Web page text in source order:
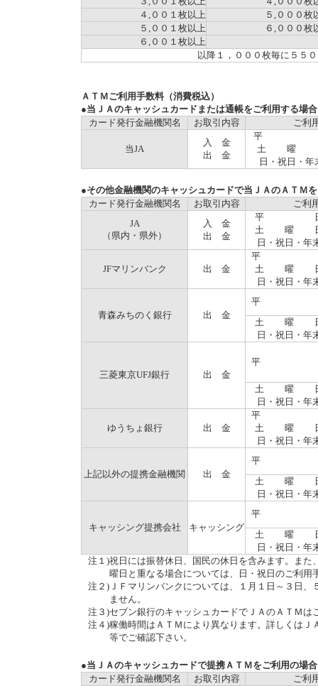
４,００１枚以上
５,０００枚
５,００１枚以上
６,０００枚
６,００１枚以上
以降１，０００枚毎に５５
ＡＴＭご利用手数料（消費税込）
●当ＪＡのキャッシュカードまたは通帳をご利用する場合
カード発行金融機関名
お取引内容 ご利
当JA
入 金
出 金
平
土 曜
日・祝日・年
●その他金融機関のキャッシュカードで当ＪＡのＡＴＭ
カード発行金融機関名
お取引内容
ご利
JA
（県内・県外）
入 金
出 金
平
土 曜
日・祝日・年
JFマリンバンク 出 金
平
土 曜
日・祝日・年
青森みちのく銀行 出 金
平
土 曜
日・祝日・年
三菱東京UFJ銀行 出 金
平
土 曜
日・祝日・年
ゆうちょ銀行 出 金
平
土 曜
日・祝日・年
上記以外の提携金融機関 出 金
平
土 曜
日・祝日・年
キャッシング提携会社 キャッシング
平
土 曜
日・祝日・年
注１)祝日には振替休日、国民の休日を含みます。また
曜日と重なる場合については、日・祝日のご利用
注２) ＪＦマリンバンクについては、１月１日～３日
ません。
注３)セブン銀行のキャッシュカードでＪＡのＡＴＭは
注４)稼働時間はＡＴＭにより異なります。詳しくはＪ
等でご確認下さい。
●当ＪＡのキャッシュカードで提携ＡＴＭをご利用の場合
カード発行金融機関名
お取引内容
ご利